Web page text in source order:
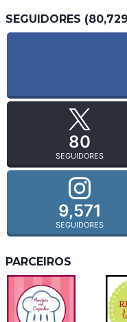
SEGUIDORES
80
SEGUIDORES
9,571
SEGUIDORES
PARCEIROS